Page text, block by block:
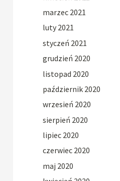
marzec 2021
luty 2021
styczeń 2021
grudzień 2020
listopad 2020
październik 2020
wrzesień 2020
sierpień 2020
lipiec 2020
czerwiec 2020
maj 2020